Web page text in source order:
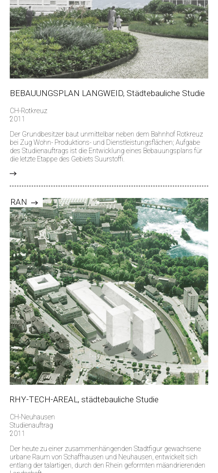
BEBAUUNGSPLAN LANGWEID, Städtebauliche Studie
CH-Rotkreuz
2011
Der Grundbesitzer baut unmittelbar neben dem Bahnhof Rotkreuz
bei Zug Wohn- Produktions- und Dienstleistungsflächen; Aufgabe
des Studienauftrags ist die Entwicklung eines Bebauungsplans für
die letzte Etappe des Gebiets Suurstoffi.
RAN
RHY-TECH-AREAL, städtebauliche Studie
CH-Neuhausen
Studienauftrag
2011
Der heute zu einer zusammenhängenden Stadtfigur gewachsene
urbane Raum von Schaffhausen und Neuhausen, entwickelt sich
entlang der talartigen, durch den Rhein geformten mäandrierenden